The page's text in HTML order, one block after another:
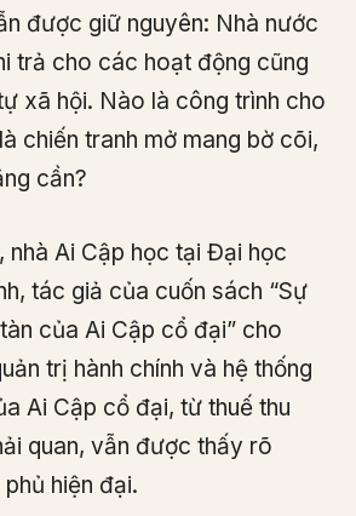
được giữ nguyên: Nhà nước
trả cho các hoạt động cũng
xã hội. Nào là công trình cho
chiến tranh mở mang bờ cõi,
cần?
nhà Ai Cập học tại Đại học
tác giả của cuốn sách “Sự
của Ai Cập cổ đại” cho
trị hành chính và hệ thống
Ai Cập cổ đại, từ thuế thu
quan, vẫn được thấy rõ
hiện đại.